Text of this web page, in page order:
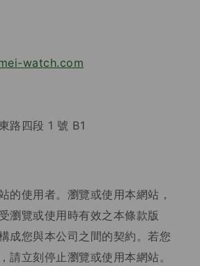
watch.com
路四段 1 號 B1
的使用者。瀏覽或使用本網站，
瀏覽或使用時有效之本條款版
成您與本公司之間的契約。若您
請立刻停止瀏覽或使用本網站。